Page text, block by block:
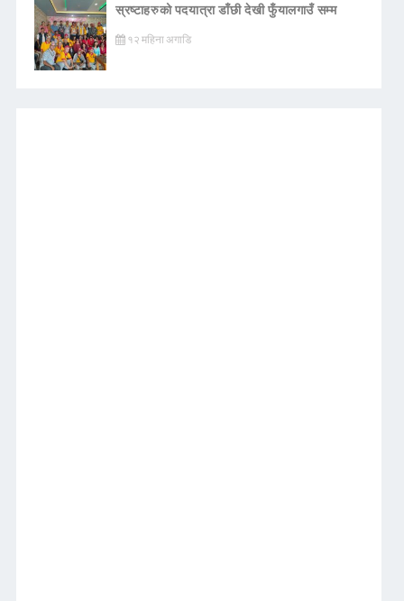
स्रष्टाहरुको पदयात्रा डाँछी देखी फुँयालगाउँ सम्म
१२ महिना अगाडि